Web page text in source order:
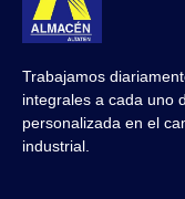
Trabajamos
integrales a cada uno
personalizada en el
industrial.